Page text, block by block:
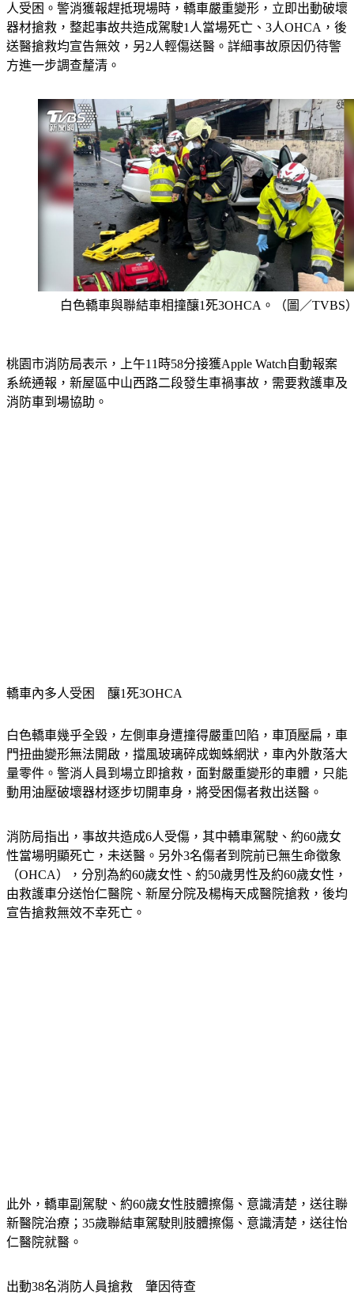
人受困。警消獲報趕抵現場時，轎車嚴重變形，立即出動破壞
器材搶救，整起事故共造成駕駛1人當場死亡、3人OHCA，後
送醫搶救均宣告無效，另2人輕傷送醫。詳細事故原因仍待警
方進一步調查釐清。
白色轎車與聯結車相撞釀1死3OHCA。（圖／TVBS
桃園市消防局表示，上午11時58分接獲Apple Watch自動報案
系統通報，新屋區中山西路二段發生車禍事故，需要救護車及
消防車到場協助。
轎車內多人受困　釀1死3OHCA
白色轎車幾乎全毀，左側車身遭撞得嚴重凹陷，車頂壓扁，車
門扭曲變形無法開啟，擋風玻璃碎成蜘蛛網狀，車內外散落大
量零件。警消人員到場立即搶救，面對嚴重變形的車體，只能
動用油壓破壞器材逐步切開車身，將受困傷者救出送醫。
消防局指出，事故共造成6人受傷，其中轎車駕駛、約60歲女
性當場明顯死亡，未送醫。另外3名傷者到院前已無生命徵象
（OHCA），分別為約60歲女性、約50歲男性及約60歲女性，
由救護車分送怡仁醫院、新屋分院及楊梅天成醫院搶救，後均
宣告搶救無效不幸死亡。
此外，轎車副駕駛、約60歲女性肢體擦傷、意識清楚，送往聯
新醫院治療；35歲聯結車駕駛則肢體擦傷、意識清楚，送往怡
仁醫院就醫。
出動38名消防人員搶救　肇因待查